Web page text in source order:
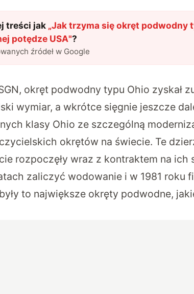
treści jak „Jak trzyma się okręt podwodny
potędze USA"?
źródeł w Google
okręt podwodny typu Ohio zyskał
wymiar, a wkrótce sięgnie jeszcze
klasy Ohio ze szczególną
okrętów na świecie. Te
rozpoczęły wraz z kontraktem na ich
zaliczyć wodowanie i w 1981 roku
to największe okręty podwodne,